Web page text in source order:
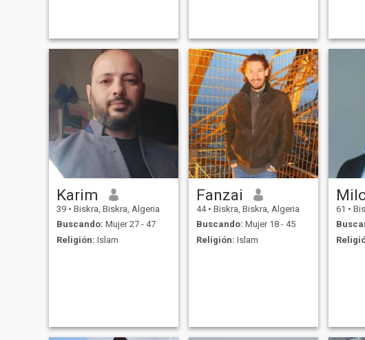
Karim
39 • Biskra, Biskra, Algeria
Buscando: Mujer 27 - 47
Religión: Islam
Fanzai
44 • Biskra, Biskra, Algeria
Buscando: Mujer 18 - 45
Religión: Islam
61 •